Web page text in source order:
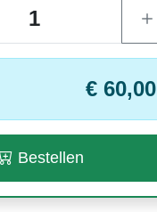
€ 60,00
Bestellen